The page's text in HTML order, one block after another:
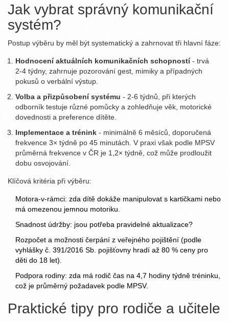
Jak vybrat správný komunikační
systém?
Postup výběru by měl být systematický a zahrnovat tři hlavní fáze:
Hodnocení aktuálních komunikačních schopností- trvá
2‑4 týdny, zahrnuje pozorování gest, mimiky a případných
pokusů o verbální výstup.
Volba a přizpůsobení systému - 2‑6 týdnů, při kterých
odborník testuje různé pomůcky a zohledňuje věk, motorické
dovednosti a preference dítěte.
Implementace a trénink - minimálně 6 měsíců, doporučená
frekvence 3× týdně po 45 minutách. V praxi však podle MPSV
průměrná frekvence v ČR je 1,2× týdně, což může prodloužit
dobu osvojování.
Klíčová kritéria při výběru:
Motora‑v‑rámci: zda dítě dokáže manipulovat s kartičkami nebo
má omezenou jemnou motoriku.
Snadnost údržby: jsou potřeba pravidelné aktualizace?
Rozpočet a možnosti čerpání z veřejného pojištění (podle
vyhlášky č. 391/2016 Sb. pojišťovny hradí až 80 % ceny pro
děti do 18 let).
Podpora rodiny: zda má rodič čas na 4,7 hodiny týdně tréninku,
což je průměrný požadavek podle MPSV.
Praktické tipy pro rodiče a učitele